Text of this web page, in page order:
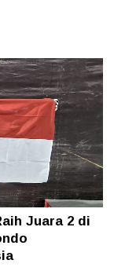
Juara 2 di